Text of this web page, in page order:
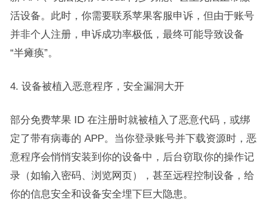
活设备。此时，你需要联系苹果客服申诉，但由于账号
并非个人注册，申诉成功率极低，最终可能导致设备
“半瘫痪”。​
4. 设备被植入恶意程序，安全漏洞大开​
部分免费苹果 ID 在注册时就被植入了恶意代码，或绑
定了带有病毒的 APP。当你登录账号并下载资源时，恶
意程序会悄悄安装到你的设备中，后台窃取你的操作记
录（如输入密码、浏览网页），甚至远程控制设备，给
你的信息安全和设备安全埋下巨大隐患。​